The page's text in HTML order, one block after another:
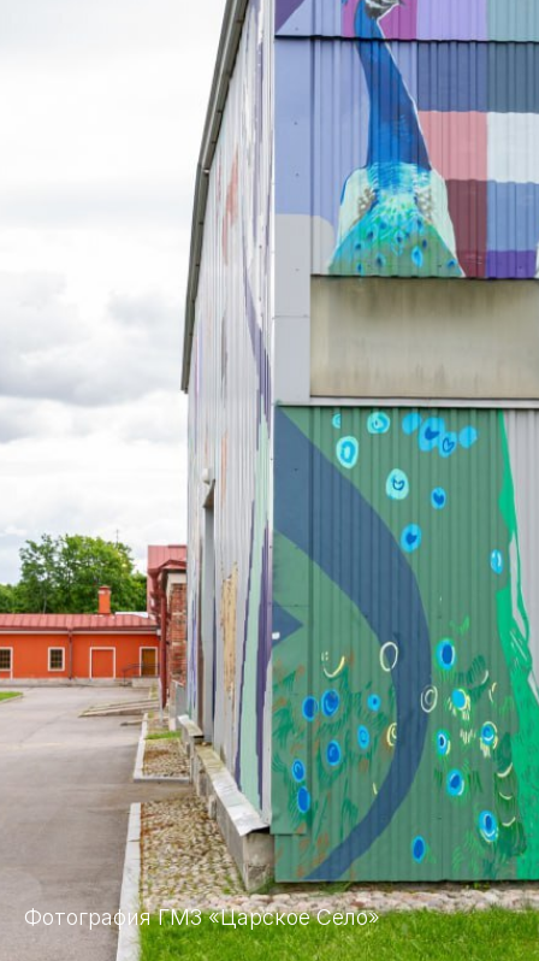
Фотография ГМЗ «Царское Село»